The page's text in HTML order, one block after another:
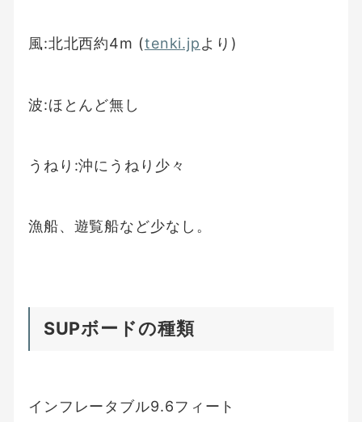
風:北北西約4m (tenki.jpより)
波:ほとんど無し
うねり:沖にうねり少々
漁船、遊覧船など少なし。
SUPボードの種類
インフレータブル9.6フィート